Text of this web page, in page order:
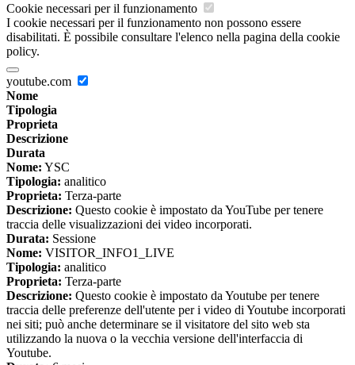
Cookie necessari per il funzionamento
I cookie necessari per il funzionamento non possono essere
disabilitati. È possibile consultare l'elenco nella pagina della cookie
policy.
youtube.com
Nome
Tipologia
Proprieta
Descrizione
Durata
Nome: YSC
Tipologia: analitico
Proprieta: Terza-parte
Descrizione: Questo cookie è impostato da YouTube per tenere
traccia delle visualizzazioni dei video incorporati.
Durata: Sessione
Nome: VISITOR_INFO1_LIVE
Tipologia: analitico
Proprieta: Terza-parte
Descrizione: Questo cookie è impostato da Youtube per tenere
traccia delle preferenze dell'utente per i video di Youtube incorporati
nei siti; può anche determinare se il visitatore del sito web sta
utilizzando la nuova o la vecchia versione dell'interfaccia di
Youtube.